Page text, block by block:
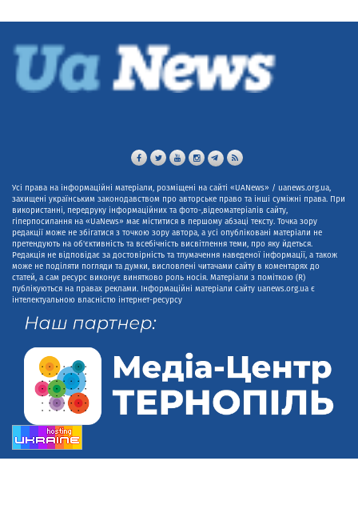
Усі права на інформаційні матеріали, розміщені на сайті «UANews» / uanews.org.ua,
захищені українським законодавством про авторське право та інші суміжні права. При
використанні, передруку інформаційних та фото-,відеоматеріалів сайту,
гіперпосилання на «UaNews» має міститися в першому абзаці тексту. Точка зору
редакції може не збігатися з точкою зору автора, а усі опубліковані матеріали не
претендують на об'єктивність та всебічність висвітлення теми, про яку йдеться.
Редакція не відповідає за достовірність та тлумачення наведеної інформації, а також
може не поділяти погляди та думки, висловлені читачами сайту в коментарях до
статей, а сам ресурс виконує винятково роль носія. Матеріали з поміткою (R)
публікуються на правах реклами. Інформаційні матеріали сайту uanews.org.ua є
інтелектуальною власністю інтернет-ресурсу